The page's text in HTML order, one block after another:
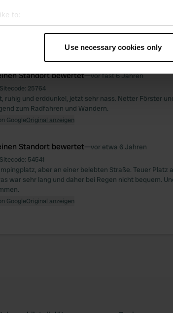
to:
your geographical location which can be
personal data is processed and set your
content and ads, to provide social media
our site with our social media, advertising and
provided to them or that they’ve collected from
Use necessary cookies only
mit vielen überfälligen Wartungsarbeiten, Gras
Woche war der Campingplatz voll und nur einer von
14:00 Uhr, Rezeption bis 15:00 Uhr geschlossen; nicht
Original anzeigen
Standort bewertet—vor fast 6 Jahren
Sitecode: 25764
ruhig und erddunkel, jetzt sehr nass. Netter Förster
zum Radfahren und Wandern.
GoogleOriginal anzeigen
Standort bewertet—vor etwa 6 Jahren
Sitecode: 54541
aber an einer belebten Straße. Teuer Platz
war sehr lang und daher bei Regen nicht bequem.
GoogleOriginal anzeigen